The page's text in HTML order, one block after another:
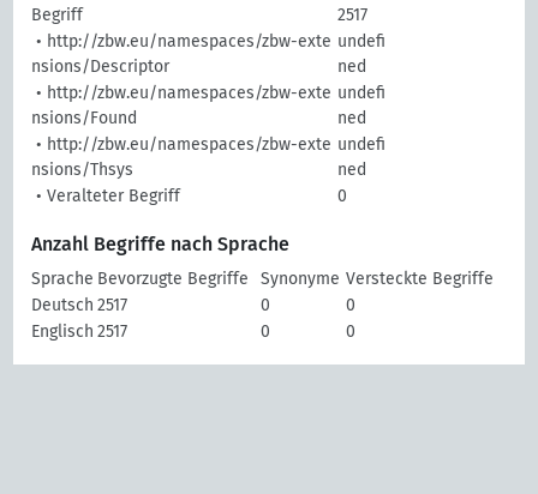
Begriff
2517
• http://zbw.eu/namespaces/zbw-exte
nsions/Descriptor
undefi
ned
• http://zbw.eu/namespaces/zbw-exte
nsions/Found
undefi
ned
• http://zbw.eu/namespaces/zbw-exte
nsions/Thsys
undefi
ned
• Veralteter Begriff
0
Anzahl Begriffe nach Sprache
Sprache Bevorzugte Begriffe Synonyme Versteckte Begriffe
Deutsch 2517 0
0
Englisch 2517 0 0